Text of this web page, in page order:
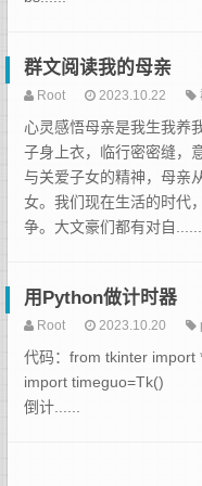
群文阅读我的母亲
Root 2023.10.22
心灵感悟母亲是我生我养
子身上衣，临行密密缝，
与关爱子女的精神，母亲
女。我们现在生活的时代
争。大文豪们都有对自......
用Python做计时器
Root 2023.10.20
代码：from tkinter
import
倒计......